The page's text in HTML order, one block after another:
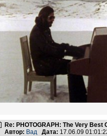
Re: PHOTOGRAPH: The Very Best
Автор: Вад Дата: 17.06.09